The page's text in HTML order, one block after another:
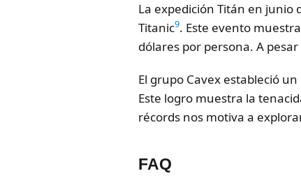
La expedición Titán en junio
Titanic9. Este evento
dólares por persona. A
El grupo Cavex estableció
Este logro muestra la
récords nos motiva a
FAQ